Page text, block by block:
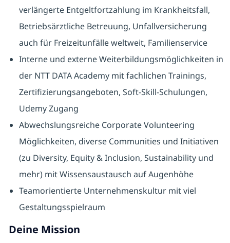
verlängerte Entgeltfortzahlung im Krankheitsfall,
Betriebsärztliche Betreuung, Unfallversicherung
auch für Freizeitunfälle weltweit, Familienservice
Interne und externe Weiterbildungsmöglichkeiten in
der NTT DATA Academy mit fachlichen Trainings,
Zertifizierungsangeboten, Soft-Skill-Schulungen,
Udemy Zugang
Abwechslungsreiche Corporate Volunteering
Möglichkeiten, diverse Communities und Initiativen
(zu Diversity, Equity & Inclusion, Sustainability und
mehr) mit Wissensaustausch auf Augenhöhe
Teamorientierte Unternehmenskultur mit viel
Gestaltungsspielraum
Deine Mission